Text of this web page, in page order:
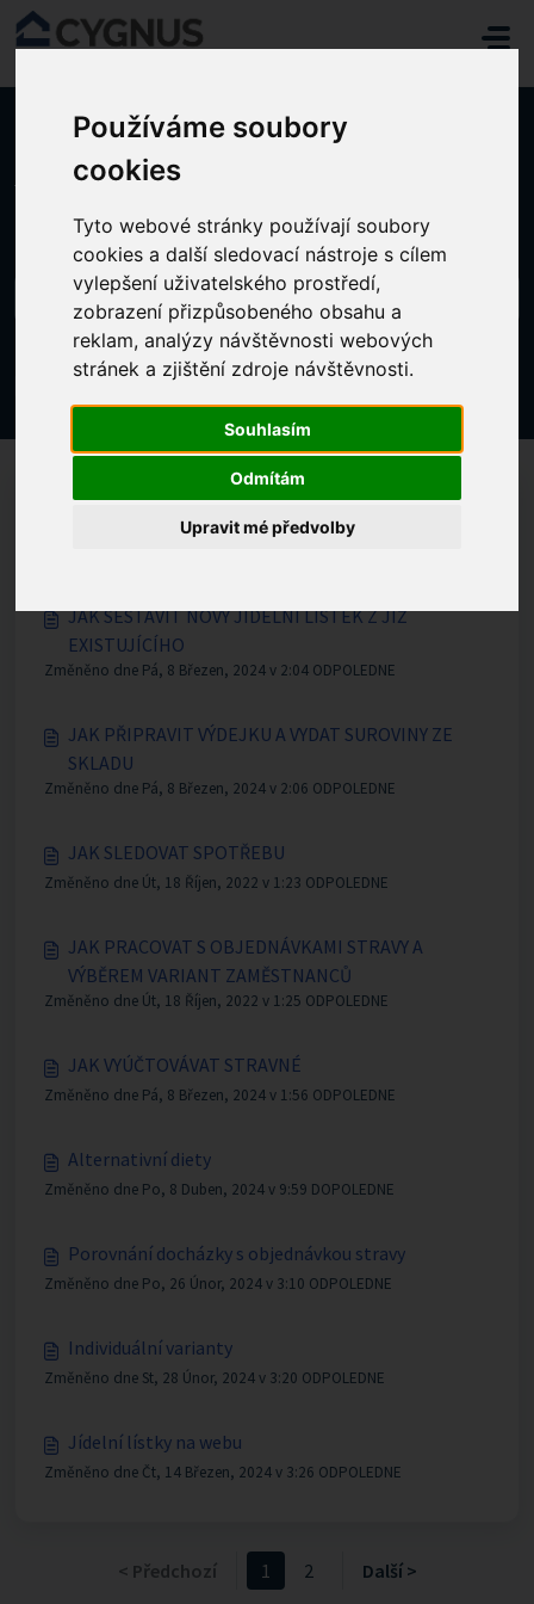
Používáme soubory
cookies
Tyto webové stránky používají soubory
cookies a další sledovací nástroje s cílem
vylepšení uživatelského prostředí,
zobrazení přizpůsobeného obsahu a
reklam, analýzy návštěvnosti webových
stránek a zjištění zdroje návštěvnosti.
Souhlasím
Odmítám
Upravit mé předvolby
Přeskočit na hlavní obsah
Znalostní databáze
Strava (14)
JAK SESTAVIT ÚPLNĚ NOVÝ JÍDELNÍ LÍSTEK
JAK SESTAVIT NOVÝ JÍDELNÍ LÍSTEK Z JIŽ
EXISTUJÍCÍHO
Změněno dne Pá, 8 Březen, 2024 v 2:04 ODPOLEDNE
JAK PŘIPRAVIT VÝDEJKU A VYDAT SUROVINY ZE
SKLADU
Změněno dne Pá, 8 Březen, 2024 v 2:06 ODPOLEDNE
JAK SLEDOVAT SPOTŘEBU
Změněno dne Út, 18 Říjen, 2022 v 1:23 ODPOLEDNE
JAK PRACOVAT S OBJEDNÁVKAMI STRAVY A
VÝBĚREM VARIANT ZAMĚSTNANCŮ
Změněno dne Út, 18 Říjen, 2022 v 1:25 ODPOLEDNE
JAK VYÚČTOVÁVAT STRAVNÉ
Změněno dne Pá, 8 Březen, 2024 v 1:56 ODPOLEDNE
Alternativní diety
Změněno dne Po, 8 Duben, 2024 v 9:59 DOPOLEDNE
Porovnání docházky s objednávkou stravy
Změněno dne Po, 26 Únor, 2024 v 3:10 ODPOLEDNE
Individuální varianty
Změněno dne St, 28 Únor, 2024 v 3:20 ODPOLEDNE
Jídelní lístky na webu
Změněno dne Čt, 14 Březen, 2024 v 3:26 ODPOLEDNE
< Předchozí 1 2 Další >